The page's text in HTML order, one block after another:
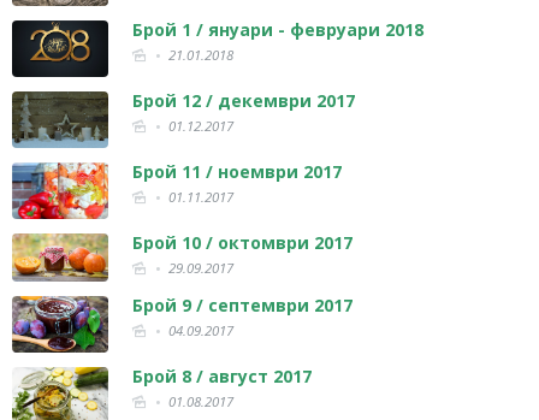
Брой 1 / януари - февруари 2018
21.01.2018
Брой 12 / декември 2017
01.12.2017
Брой 11 / ноември 2017
01.11.2017
Брой 10 / октомври 2017
29.09.2017
Брой 9 / септември 2017
04.09.2017
Брой 8 / август 2017
01.08.2017